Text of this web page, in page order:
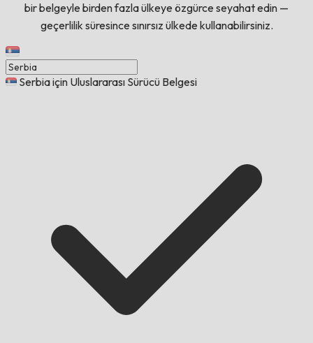
bir belgeyle birden fazla ülkeye özgürce seyahat edin —
geçerlilik süresince sınırsız ülkede kullanabilirsiniz.
Serbia için Uluslararası Sürücü Belgesi